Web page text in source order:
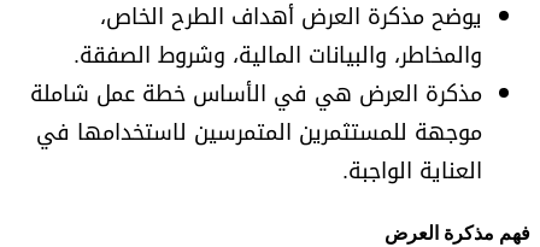
يوضح مذكرة العرض أهداف الطرح الخاص،
والمخاطر، والبيانات المالية، وشروط الصفقة.
مذكرة العرض هي في الأساس خطة عمل شاملة
موجهة للمستثمرين المتمرسين لاستخدامها في
العناية الواجبة.
فهم مذكرة العرض